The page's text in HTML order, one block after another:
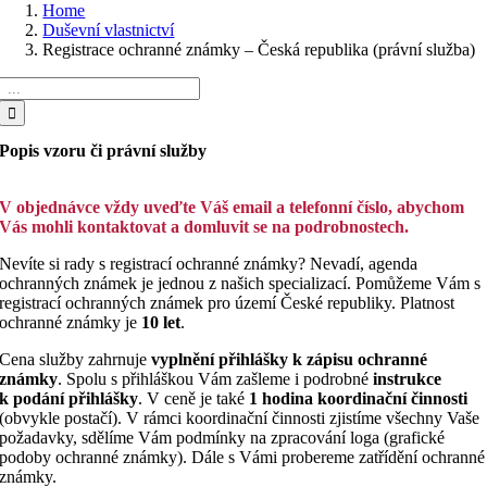
Home
Duševní vlastnictví
Registrace ochranné známky – Česká republika (právní služba)
Popis vzoru či právní služby
V objednávce vždy uveďte Váš email a telefonní číslo, abychom
Vás mohli kontaktovat a domluvit se na podrobnostech.
Nevíte si rady s registrací ochranné známky? Nevadí, agenda
ochranných známek je jednou z našich specializací. Pomůžeme Vám s
registrací ochranných známek pro území České republiky. Platnost
ochranné známky je 10 let.
Cena služby zahrnujevyplnění přihlášky k zápisu ochranné
známky. Spolu s přihláškou Vám zašleme i podrobnéinstrukce
k podání přihlášky. V ceně je také 1 hodina koordinační činnosti
(obvykle postačí). V rámci koordinační činnosti zjistíme všechny Vaše
požadavky, sdělíme Vám podmínky na zpracování loga (grafické
podoby ochranné známky). Dále s Vámi probereme zatřídění ochranné
známky.